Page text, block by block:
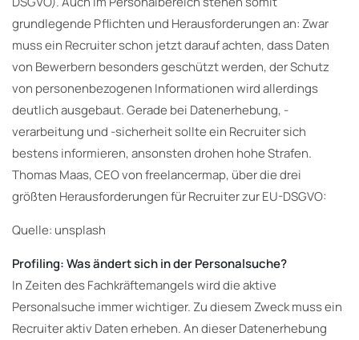
grundlegende Pflichten und Herausforderungen an: Zwar
muss ein Recruiter schon jetzt darauf achten, dass Daten
von Bewerbern besonders geschützt werden, der Schutz
von personenbezogenen Informationen wird allerdings
deutlich ausgebaut. Gerade bei Datenerhebung, -
verarbeitung und -sicherheit sollte ein Recruiter sich
bestens informieren, ansonsten drohen hohe Strafen.
Thomas Maas, CEO von freelancermap, über die drei
größten Herausforderungen für Recruiter zur EU-DSGVO:
Quelle: unsplash
Profiling: Was ändert sich in der Personalsuche?
In Zeiten des Fachkräftemangels wird die aktive
Personalsuche immer wichtiger. Zu diesem Zweck muss ein
Recruiter aktiv Daten erheben. An dieser Datenerhebung